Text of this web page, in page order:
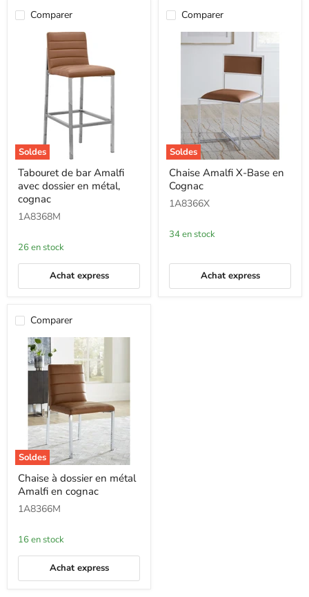
Comparer
Soldes
Tabouret
de
bar
Amalfi
avec
dossier
métal,
cognac
Tabouret de bar Amalfi
avec dossier en métal,
cognac
1A8368M
26 en stock
Achat express
Comparer
Soldes
Chaise
Amalfi
X-
Base
en
Chaise Amalfi X-Base en
Cognac
1A8366X
34 en stock
Achat express
Comparer
Soldes
Chaise
à
dossier
en
métal
en
cognac
Chaise à dossier en métal
Amalfi en cognac
1A8366M
16 en stock
Achat express